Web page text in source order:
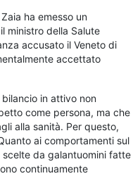
ha emesso un
ministro della Salute
accusato il Veneto di
accettato
bilancio in attivo non
come persona, ma che
alla sanità. Per questo,
ai comportamenti sul
da galantuomini fatte
continuamente